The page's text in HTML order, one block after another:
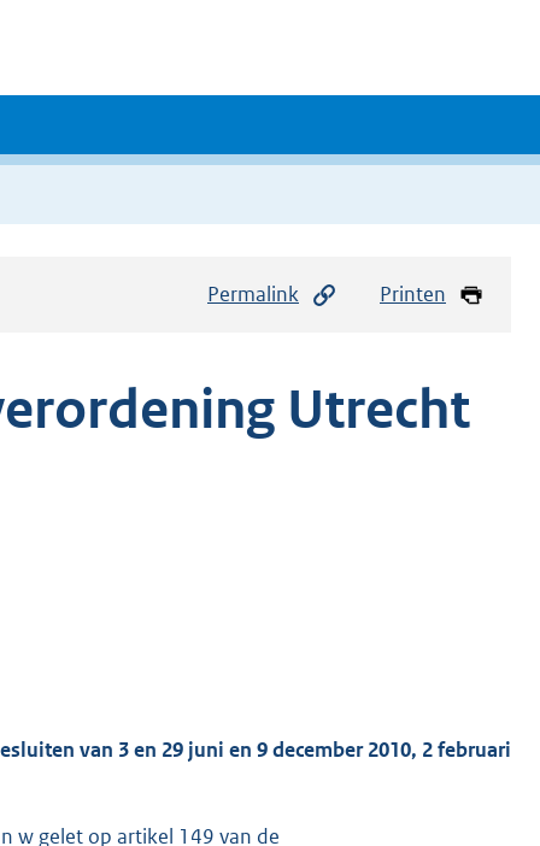
Permalink Printen
Utrecht
van 3 en 29 juni en 9 december 2010, 2 februari
w gelet op artikel 149 van de